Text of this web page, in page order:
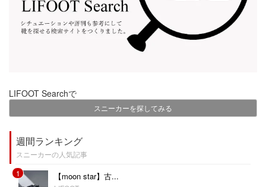
LIFOOT Searchで
スニーカーを探してみる
週間ランキング
スニーカーの人気記事
1
【moon star】古...